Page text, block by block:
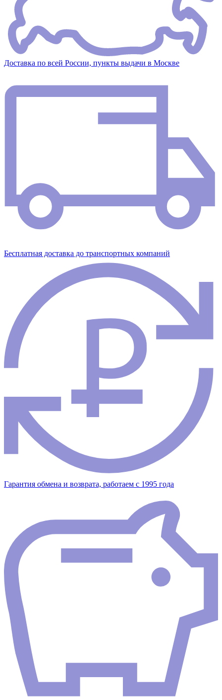
Доставка по всей России, пункты выдачи в Москве
Бесплатная доставка до транспортных компаний
Гарантия обмена и возврата, работаем с 1995 года